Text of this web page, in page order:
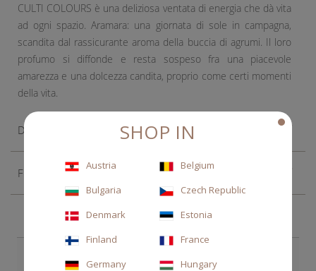
CULTI COLOURS è una deliziosa ventata di energia che dà vita
ad ogni spazio. Aramara: una giornata di sole in campagna,
scandita dal rassicurante aroma della buccia di agrumi. Il loro
profumo si diffonde e resta sospeso fra una piacevole
amarezza e una dolcezza candita, proprio come certi momenti
della vita.
Descrizione
Fragranza
SHOP IN
Austria
Belgium
Bulgaria
Czech Republic
Denmark
Estonia
Finland
France
Germany
Hungary